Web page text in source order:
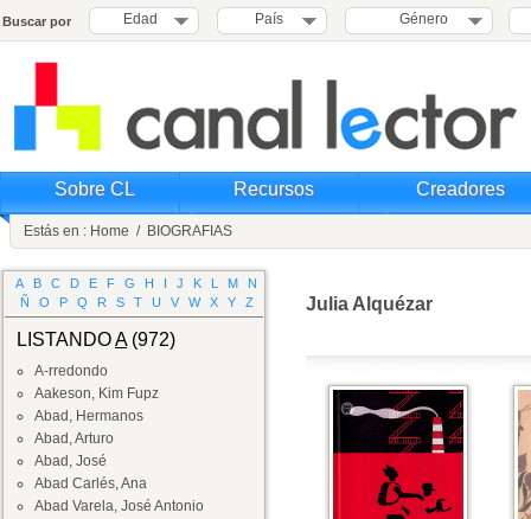
Buscar por Edad País Género
Sobre CL Recursos Creadores
Estás en : Home / BIOGRAFIAS
A B C D E F G H I J K L M
N
Ñ
O P Q R S T U V W X Y Z
LISTANDOA(972)
A-rredondo
Aakeson, Kim Fupz
Abad, Hermanos
Abad, Arturo
Abad, José
Abad Carlés, Ana
Abad Varela, José Antonio
Julia Alquézar